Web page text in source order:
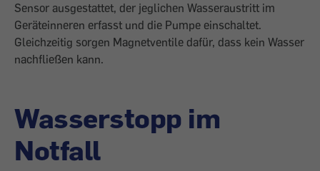
Sensor aus­gestattet, der jeglichen Wasseraustritt im
Geräteinneren erfasst und die Pumpe einschaltet.
Gleichzeitig sorgen Magnetventile dafür, dass kein Wasser
nachfließen kann.
Wasserstopp im
Notfall